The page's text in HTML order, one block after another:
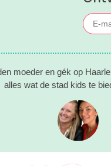
moeder en gék op
alles wat de stad kids te